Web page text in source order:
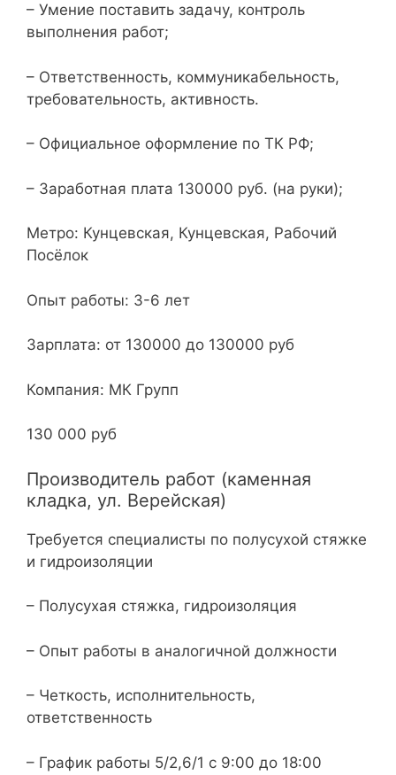
– Умение поставить задачу, контроль
выполнения работ;
– Ответственность, коммуникабельность,
требовательность, активность.
– Официальное оформление по ТК РФ;
– Заработная плата 130000 руб. (на руки);
Метро: Кунцевская, Кунцевская, Рабочий
Посёлок
Опыт работы: 3-6 лет
Зарплата: от 130000 до 130000 руб
Компания: МК Групп
130 000 руб
Производитель работ (каменная
кладка, ул. Верейская)
Требуется специалисты по полусухой стяжке
и гидроизоляции
– Полусухая стяжка, гидроизоляция
– Опыт работы в аналогичной должности
– Четкость, исполнительность,
ответственность
– График работы 5/2,6/1 с 9:00 до 18:00